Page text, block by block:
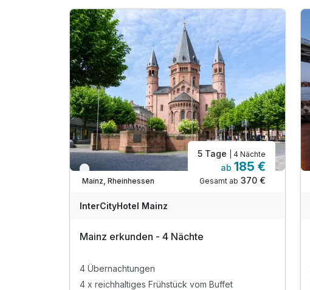
Verfügbar bis Dezember
Mainz, Rheinhessen
5 Tage | 4 Nächte
ab 185 €
Gesamt ab 370 €
InterCityHotel Mainz
Mainz erkunden - 4 Nächte
4 Übernachtungen
4 x reichhaltiges Frühstück vom Buffet